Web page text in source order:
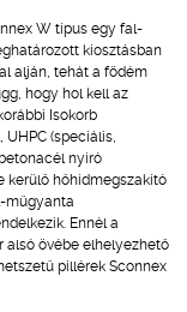
W típus egy fal-
kiosztásban
alján, tehát a födém
hogy hol kell az
Isokorb
(speciális,
nyíró
kerülő hőhídmegszakító
műgyanta
Ennél a
alsó övébe elhelyezhető
pillérek Sconnex